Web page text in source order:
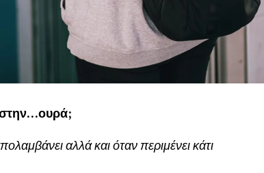
στην…ουρά;
αλλά και όταν περιμένει κάτι